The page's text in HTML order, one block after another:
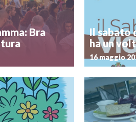
Bra
enogastronomiche,
per portare Bra
Il sabato
ha un
16 maggio
Postato il 22
Torna anche
giornata di